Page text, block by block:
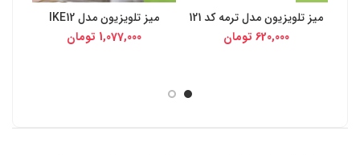
میز تلویزیون مدل ترمه کد 121
620,000 تومان
میز تلویزیون مدل IKE12
1,077,000 تومان